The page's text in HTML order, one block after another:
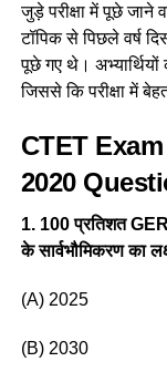
जुड़े परीक्षा में पूछे जाने
टॉपिक से पिछले वर्ष
पूछे गए थे। अभ्यार्थियों
जिससे कि परीक्षा में
CTET
2020
1. 100 प्रतिशत GER
के सार्वभौमिकरण का
(A) 2025
(B) 2030